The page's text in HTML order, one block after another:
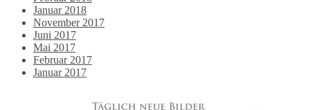
Januar 2018
November 2017
Juni 2017
Mai 2017
Februar 2017
Januar 2017